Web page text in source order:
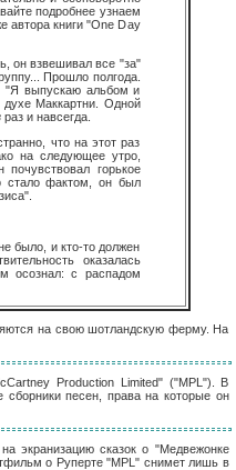
подробнее узнаем
автора книги "One Day
он взвешивал все "за"
Прошло полгода.
"Я выпускаю альбом и
Маккартни. Одной
раз и навсегда.
что на этот раз
на следующее утро,
горькое
стало фактом, он был
было, и кто-то должен
оказалась
осознал: с распадом
на свою шотландскую ферму. На
Production Limited" ("MPL"). В
сборники песен, права на которые он
экранизацию сказок о "Медвежонке
о Руперте "MPL" снимет лишь в